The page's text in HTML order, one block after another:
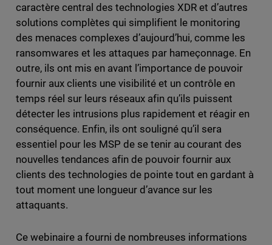
caractère central des technologies XDR et d’autres
solutions complètes qui simplifient le monitoring
des menaces complexes d’aujourd’hui, comme les
ransomwares et les attaques par hameçonnage. En
outre, ils ont mis en avant l’importance de pouvoir
fournir aux clients une visibilité et un contrôle en
temps réel sur leurs réseaux afin qu’ils puissent
détecter les intrusions plus rapidement et réagir en
conséquence. Enfin, ils ont souligné qu’il sera
essentiel pour les MSP de se tenir au courant des
nouvelles tendances afin de pouvoir fournir aux
clients des technologies de pointe tout en gardant à
tout moment une longueur d’avance sur les
attaquants.
Ce webinaire a fourni de nombreuses informations